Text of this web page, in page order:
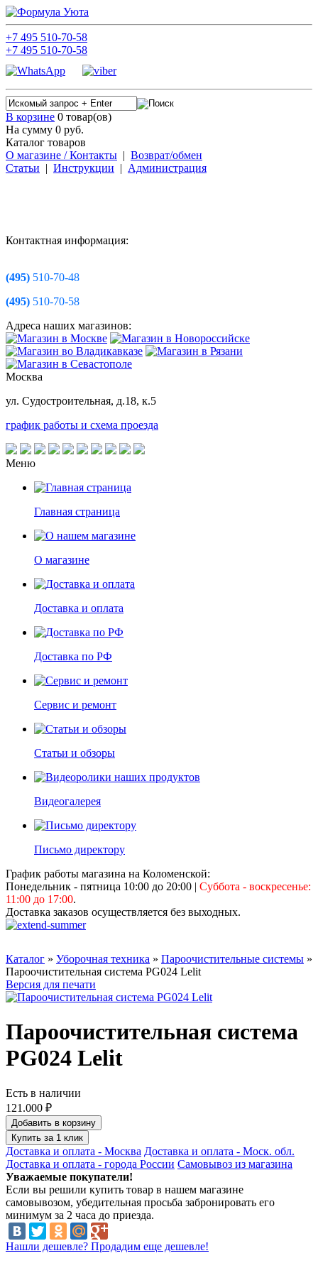
+7 495 510-70-58
+7 495 510-70-58
В корзине 0 товар(ов)
На сумму 0 руб.
Каталог товаров
О магазине / Контакты | Возврат/обмен
Статьи | Инструкции | Администрация
Контактная информация:
(495) 510-70-48
(495) 510-70-58
Адреса наших магазинов:
Москва
ул. Судостроительная, д.18, к.5
график работы и схема проезда
Меню
Главная страница
О магазине
Доставка и оплата
Доставка по РФ
Сервис и ремонт
Статьи и обзоры
Видеогалерея
Письмо директору
График работы магазина на Коломенской:
Понедельник - пятница 10:00 до 20:00 | Суббота - воскресенье:
11:00 до 17:00.
Доставка заказов осуществляется без выходных.
Каталог » Уборочная техника » Пароочистительные системы »
Пароочистительная система PG024 Lelit
Версия для печати
Пароочистительная система
PG024 Lelit
Есть в наличии
121.000 ₽
Добавить в корзину
Купить за 1 клик
Доставка и оплата - Москва Доставка и оплата - Моск. обл.
Доставка и оплата - города России Самовывоз из магазина
Уважаемые покупатели!
Если вы решили купить товар в нашем магазине
самовывозом, убедительная просьба забронировать его
минимум за 2 часа до приезда.
Нашли дешевле? Продадим еще дешевле!